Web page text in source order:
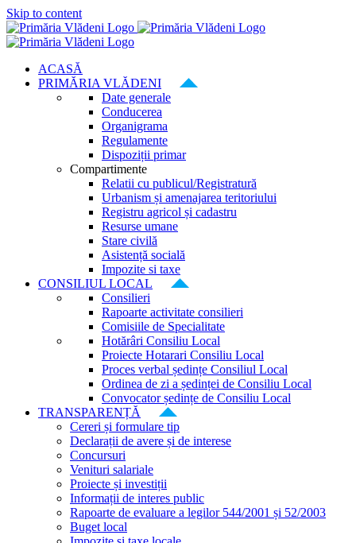
Skip to content
ACASĂ
PRIMĂRIA VLĂDENI
Date generale
Conducerea
Organigrama
Regulamente
Dispoziții primar
Compartimente
Relatii cu publicul/Registratură
Urbanism și amenajarea teritoriului
Registru agricol și cadastru
Resurse umane
Stare civilă
Asistență socială
Impozite si taxe
CONSILIUL LOCAL
Consilieri
Rapoarte activitate consilieri
Comisiile de Specialitate
Hotărâri Consiliu Local
Proiecte Hotarari Consiliu Local
Proces verbal ședințe Consiliul Local
Ordinea de zi a ședinței de Consiliu Local
Convocator ședințe de Consiliu Local
TRANSPARENȚĂ
Cereri și formulare tip
Declarații de avere și de interese
Concursuri
Venituri salariale
Proiecte și investiții
Informații de interes public
Rapoarte de evaluare a legilor 544/2001 și 52/2003
Buget local